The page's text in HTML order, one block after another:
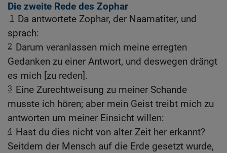
Die zweite Rede des Zophar
1
Da antwortete Zophar, der Naamatiter, und
sprach:
2 Darum veranlassen mich meine erregten
Gedanken zu einer Antwort, und deswegen drängt
es mich [zu reden].
3 Eine Zurechtweisung zu meiner Schande
musste ich hören; aber mein Geist treibt mich zu
antworten um meiner Einsicht willen:
4 Hast du dies nicht von alter Zeit her erkannt?
Seitdem der Mensch auf die Erde gesetzt wurde,